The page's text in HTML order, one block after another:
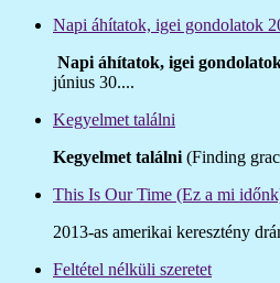
Napi áhítatok, igei gondolatok
Napi áhítatok, igei
június 30....
Kegyelmet találni
Kegyelmet találni (Finding
This Is Our Time (Ez a mi
2013-as amerikai keresztény
Feltétel nélküli szeretet